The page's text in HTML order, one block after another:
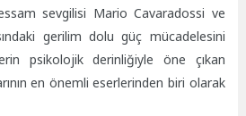
sevgilisi Mario Cavaradossi ve
gerilim dolu güç mücadelesini
psikolojik derinliğiyle öne çıkan
en önemli eserlerinden biri olarak